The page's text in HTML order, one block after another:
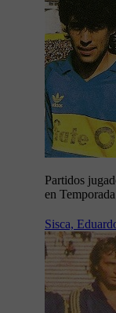
Partidos
en
Sisca,